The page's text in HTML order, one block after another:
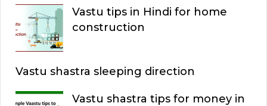
Vastu tips in Hindi for home
construction
Vastu shastra sleeping direction
Vastu shastra tips for money in